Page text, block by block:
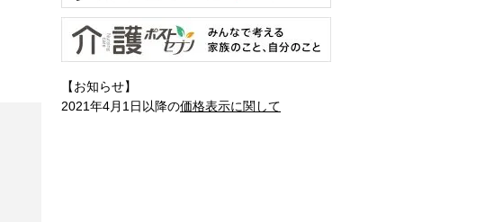
【お知らせ】
2021年4月1日以降の価格表示に関して